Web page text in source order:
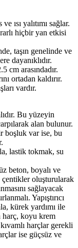
ısı yalıtımı sağlar.
hiçbir yan etkisi
taşın genelinde ve
dayanıklıdır.
cm arasındadır.
ortadan kaldırır.
vardır.
Bu yüzeyin
alan bulunur.
boşluk var ise, bu
lastik tokmak, su
beton, boyalı ve
oluşturularak
sağlayacak
Yapıştırıcı
kürek yardımı ile
harç, koyu krem
harçlar gerekli
ise güçsüz ve